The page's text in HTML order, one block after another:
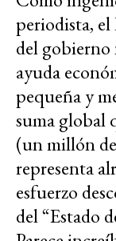
periodista,
del gobierno
ayuda
pequeña y
suma global
(un millón
representa
esfuerzo
del “Estado